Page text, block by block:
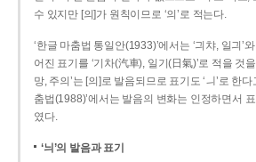
수 있지만 [의]가 원칙이므로 ‘의’로 적는다.
‘한글 마춤법 통일안(1933)’에서는 ‘긔챠, 일긔’
어진 표기를 ‘기차(汽車), 일기(日氣)’로 적을 것
망, 주의’는 [의]로 발음되므로 표기도 ‘ㅢ’로 한
춤법(1988)’에서는 발음의 변화는 인정하면서
였다.
‘늬’의 발음과 표기